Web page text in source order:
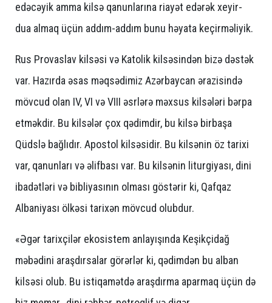
edəcəyik amma kilsə qanunlarına riayət edərək xeyir-
dua almaq üçün addım-addım bunu həyata keçirməliyik.
Rus Provaslav kilsəsi və Katolik kilsəsindən bizə dəstək
var. Hazırda əsas məqsədimiz Azərbaycan ərazisində
mövcud olan IV, VI və VIII əsrlərə məxsus kilsələri bərpa
etməkdir. Bu kilsələr çox qədimdir, bu kilsə birbaşa
Qüdslə bağlıdır. Apostol kilsəsidir. Bu kilsənin öz tarixi
var, qanunları və əlifbası var. Bu kilsənin liturgiyası, dini
ibadətləri və bibliyasının olması göstərir ki, Qafqaz
Albaniyası ölkəsi tarixən mövcud olubdur.
«Əgər tarixçilər ekosistem anlayışında Keşikçidağ
məbədini araşdırsalar görərlər ki, qədimdən bu alban
kilsəsi olub. Bu istiqamətdə araşdırma aparmaq üçün də